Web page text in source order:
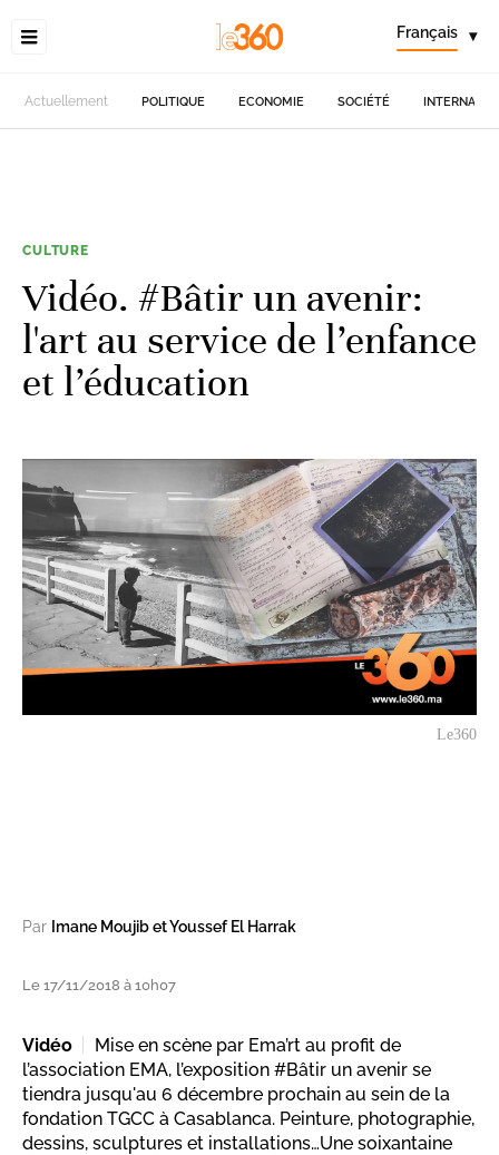
Français ▾
Actuellement POLITIQUE ECONOMIE SOCIÉTÉ
CULTURE
Vidéo. #Bâtir un avenir:
l'art au service de l’enfance
et l’éducation
Le360
Par Imane Moujib et Youssef El Harrak
Le 17/11/2018 à 10h07
Vidéo
Mise en scène par Ema’rt au profit de
l’association EMA, l’exposition #Bâtir un avenir se
tiendra jusqu'au 6 décembre prochain au sein de la
fondation TGCC à Casablanca. Peinture, photographie,
dessins, sculptures et installations…Une soixantaine